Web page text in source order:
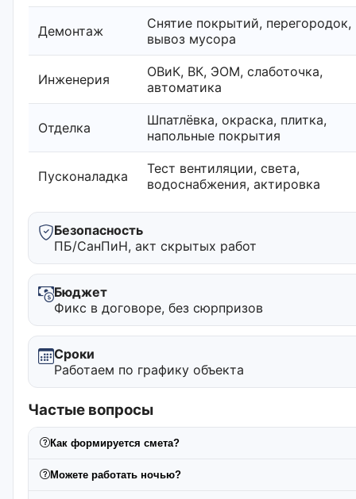
Демонтаж
Снятие покрытий, перегородок,
вывоз мусора
Инженерия
ОВиК, ВК, ЭОМ, слаботочка,
автоматика
Отделка
Шпатлёвка, окраска, плитка,
напольные покрытия
Пусконаладка
Тест вентиляции, света,
водоснабжения, актировка
Безопасность
ПБ/СанПиН, акт скрытых работ
Бюджет
Фикс в договоре, без сюрпризов
Сроки
Работаем по графику объекта
Частые вопросы
Как формируется смета?
Можете работать ночью?